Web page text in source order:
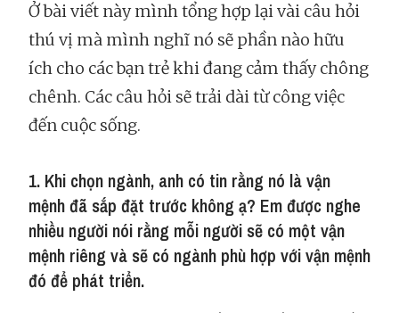
Ở bài viết này mình tổng hợp lại vài câu hỏi
thú vị mà mình nghĩ nó sẽ phần nào hữu
ích cho các bạn trẻ khi đang cảm thấy chông
chênh. Các câu hỏi sẽ trải dài từ công việc
đến cuộc sống.
1. Khi chọn ngành, anh có tin rằng nó là vận
mệnh đã sắp đặt trước không ạ? Em được nghe
nhiều người nói rằng mỗi người sẽ có một vận
mệnh riêng và sẽ có ngành phù hợp với vận mệnh
đó để phát triển.